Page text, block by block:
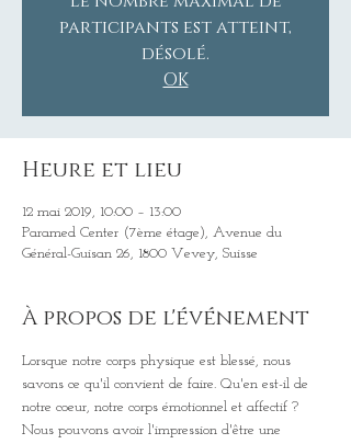
participants est atteint,
désolé.
OK
Heure et lieu
12 mai 2019, 10:00 – 13:00
Paramed Center (7ème étage), Avenue du
Général-Guisan 26, 1800 Vevey, Suisse
À propos de l'événement
Lorsque notre corps physique est blessé, nous
savons ce qu'il convient de faire. Qu'en est-il de
notre coeur, notre corps émotionnel et affectif ?
Nous pouvons avoir l'impression d'être une